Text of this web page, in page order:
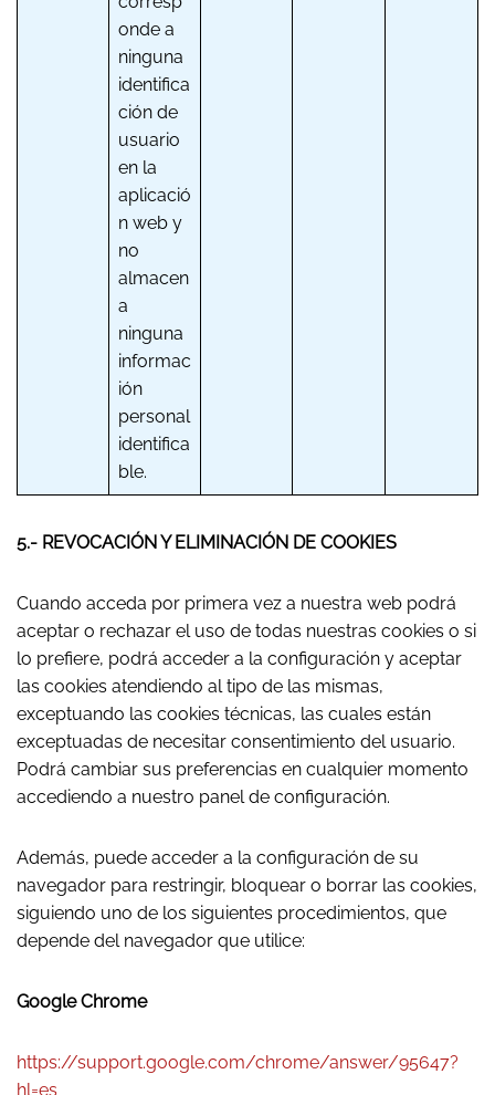
onde a
ninguna
identifica
ción de
usuario
en la
aplicació
n web y
no
almacen
a
ninguna
informac
ión
personal
identifica
ble.
5.- REVOCACIÓN Y ELIMINACIÓN DE COOKIES
Cuando acceda por primera vez a nuestra web podrá
aceptar o rechazar el uso de todas nuestras cookies o si
lo prefiere, podrá acceder a la configuración y aceptar
las cookies atendiendo al tipo de las mismas,
exceptuando las cookies técnicas, las cuales están
exceptuadas de necesitar consentimiento del usuario.
Podrá cambiar sus preferencias en cualquier momento
accediendo a nuestro panel de configuración.
Además, puede acceder a la configuración de su
navegador para restringir, bloquear o borrar las cookies,
siguiendo uno de los siguientes procedimientos, que
depende del navegador que utilice:
Google Chrome
https://support.google.com/chrome/answer/95647?
hl=es